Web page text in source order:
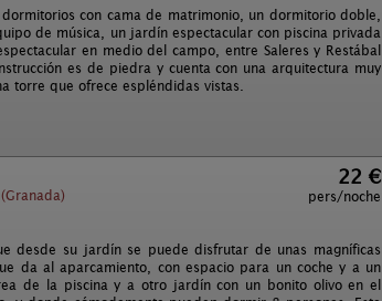
con cama de matrimonio, un dormitorio doble,
de música, un jardín espectacular con piscina privada
en medio del campo, entre Saleres y Restábal
es de piedra y cuenta con una arquitectura muy
torre que ofrece espléndidas vistas.
22 €
pers/noche
desde su jardín se puede disfrutar de unas magníficas
da al aparcamiento, con espacio para un coche y a un
de la piscina y a otro jardí­n con un bonito olivo en el